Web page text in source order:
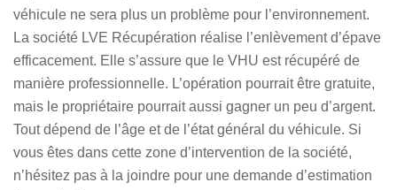
véhicule ne sera plus un problème pour l’environnement.
La société LVE Récupération réalise l’enlèvement d’épave
efficacement. Elle s’assure que le VHU est récupéré de
manière professionnelle. L’opération pourrait être gratuite,
mais le propriétaire pourrait aussi gagner un peu d’argent.
Tout dépend de l’âge et de l’état général du véhicule. Si
vous êtes dans cette zone d’intervention de la société,
n’hésitez pas à la joindre pour une demande d’estimation